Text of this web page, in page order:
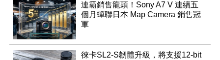
連霸銷售龍頭！Sony A7 V 連續五
個月蟬聯日本 Map Camera 銷售冠
軍
徠卡SL2-S韌體升級，將支援12-bit